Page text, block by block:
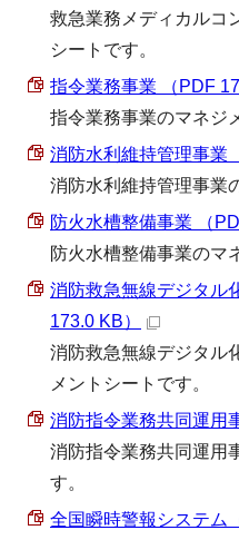
救急業務メディカルコ
シートです。
指令業務事業 （PDF
指令業務事業のマネジ
消防水利維持管理事業
消防水利維持管理事業
防火水槽整備事業 （
防火水槽整備事業のマ
消防救急無線デジタル
173.0 KB）
消防救急無線デジタル
メントシートです。
消防指令業務共同運用
消防指令業務共同運用
す。
全国瞬時警報システム